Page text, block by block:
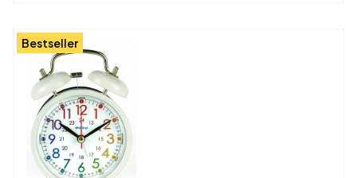
Bestseller